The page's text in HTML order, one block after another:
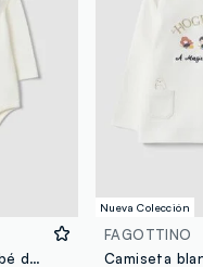
Body blanco de bebé de puro algodón orgánico con cuello y dinosaurio
Nueva Colección
FAGOTTINO